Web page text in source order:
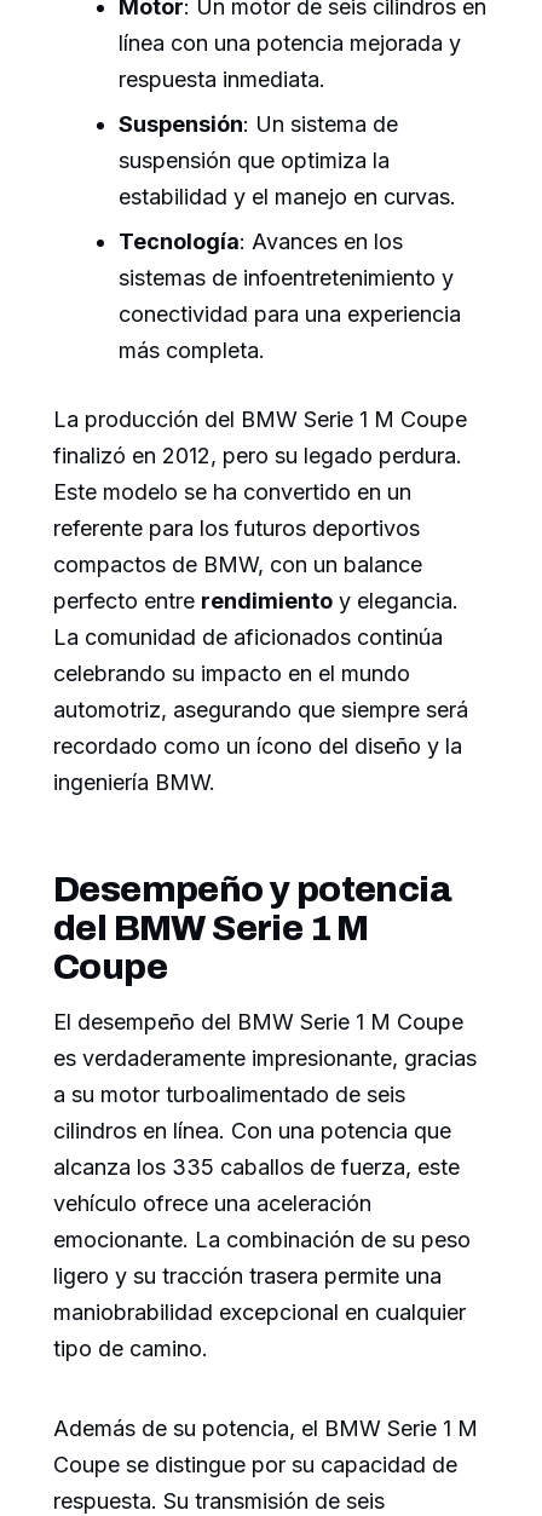
Motor: Un motor de seis cilindros en
línea con una potencia mejorada y
respuesta inmediata.
Suspensión: Un sistema de
suspensión que optimiza la
estabilidad y el manejo en curvas.
Tecnología: Avances en los
sistemas de infoentretenimiento y
conectividad para una experiencia
más completa.
La producción del BMW Serie 1 M Coupe
finalizó en 2012, pero su legado perdura.
Este modelo se ha convertido en un
referente para los futuros deportivos
compactos de BMW, con un balance
perfecto entre rendimiento y elegancia.
La comunidad de aficionados continúa
celebrando su impacto en el mundo
automotriz, asegurando que siempre será
recordado como un ícono del diseño y la
ingeniería BMW.
Desempeño y potencia
del BMW Serie 1 M
Coupe
El desempeño del BMW Serie 1 M Coupe
es verdaderamente impresionante, gracias
a su motor turboalimentado de seis
cilindros en línea. Con una potencia que
alcanza los 335 caballos de fuerza, este
vehículo ofrece una aceleración
emocionante. La combinación de su peso
ligero y su tracción trasera permite una
maniobrabilidad excepcional en cualquier
tipo de camino.
Además de su potencia, el BMW Serie 1 M
Coupe se distingue por su capacidad de
respuesta. Su transmisión de seis